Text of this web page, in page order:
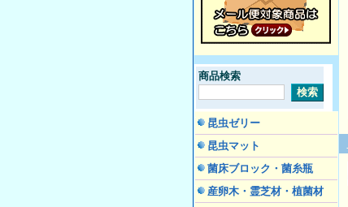
商品検索
昆虫ゼリー
昆虫マット
菌床ブロック・菌糸瓶
産卵木・霊芝材・植菌材